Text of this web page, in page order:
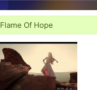
Flame Of Hope